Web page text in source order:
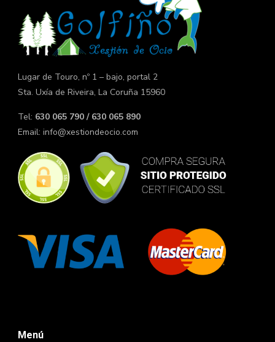
Lugar de Touro, nº 1 – bajo, portal 2
Sta. Uxía de Riveira, La Coruña 15960
Tel: 630 065 790 / 630 065 890
Email: info@xestiondeocio.com
Menú